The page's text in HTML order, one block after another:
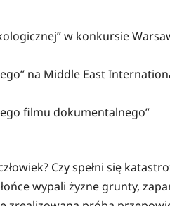
w konkursie
na Middle East
filmu dokumentalnego”
Czy spełni się
wypali żyzne grunty,